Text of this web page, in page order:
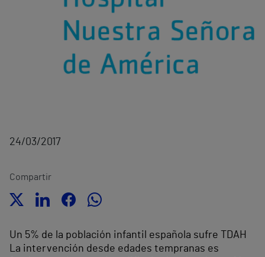
24/03/2017
Compartir
Un 5% de la población infantil española sufre TDAH
La intervención desde edades tempranas es